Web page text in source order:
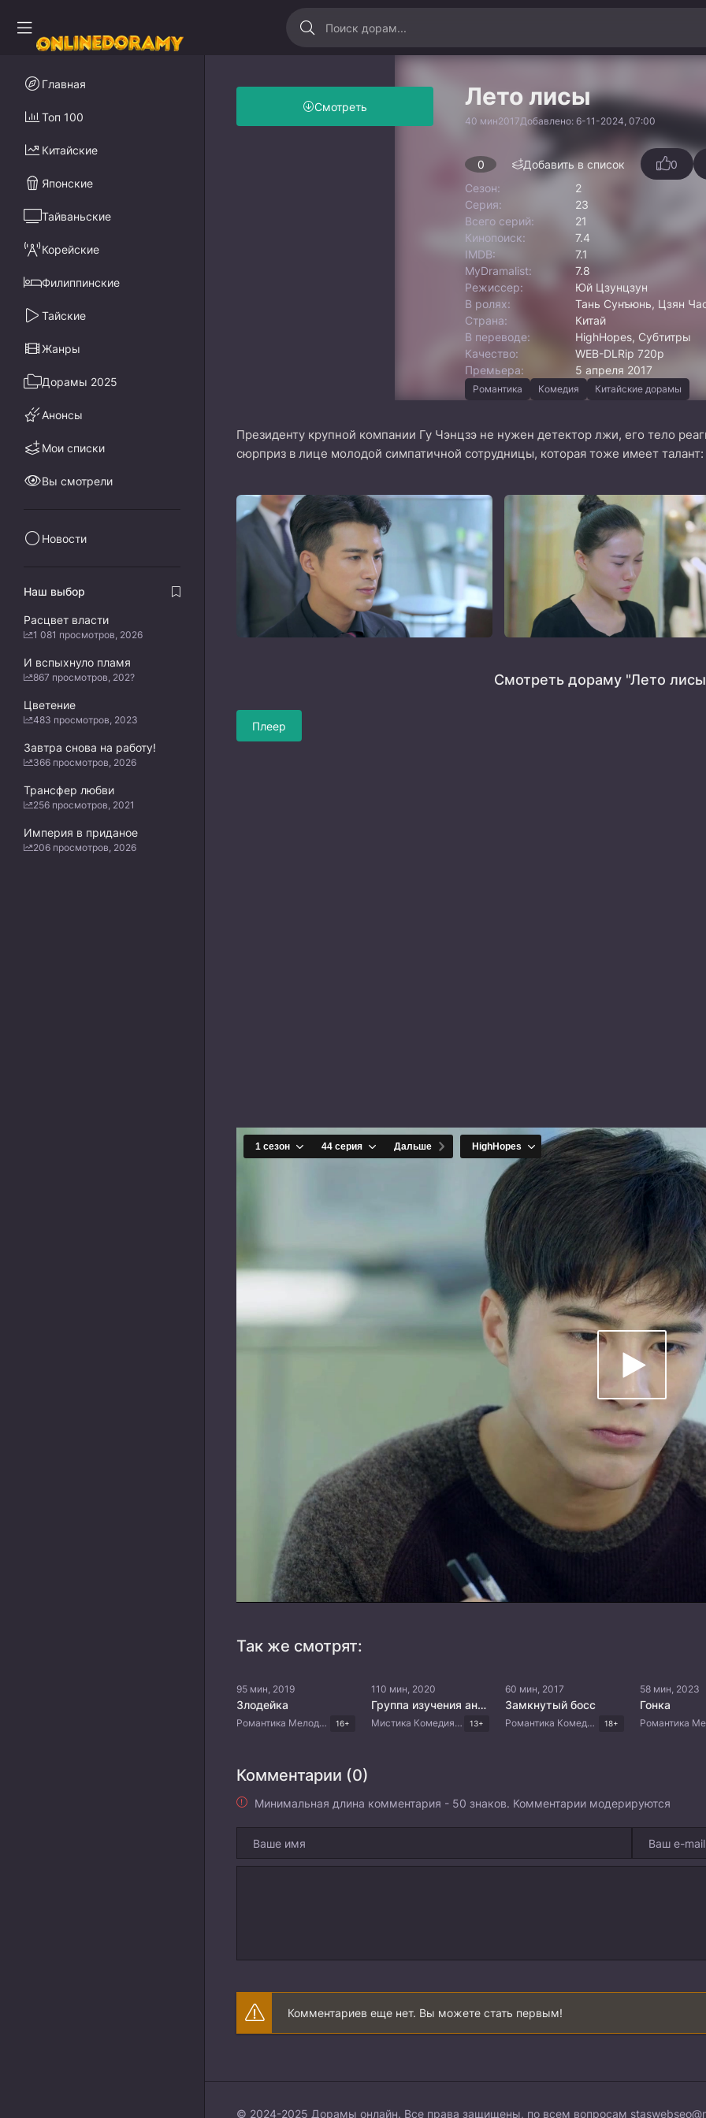
Лето лисы
40 мин2017Добавлено: 6-11-2024, 07:00
Смотреть
0 Добавить в список 0
Сезон:
2
Серия:
23
Всего серий:
21
Кинопоиск:
7.4
IMDB:
7.1
MyDramalist:
7.8
Режиссер:
Юй Цзунцзун
В ролях:
Тань Сунъюнь, Цзян
Страна:
Китай
В переводе:
HighHopes, Субтитры
Качество:
WEB-DLRip 720p
Премьера:
5 апреля 2017
Романтика Комедия Китайские дорамы
Президенту крупной компании Гу Чэнцзэ не нужен детектор лжи, его тело
сюрприз в лице молодой симпатичной сотрудницы, которая тоже имеет
Смотреть дораму "Лето
Плеер
Так же смотрят:
95 мин, 2019
Злодейка
Романтика Мелодрама Драма Тайские дорамы 16+
110 мин, 2020
Группа изучения английского
Мистика Комедия Драма Корейские дорамы 13+
60 мин, 2017
Замкнутый босс
Романтика Комедия Драма Корейские дорамы 18+
58 мин, 2023
Гонка
Комментарии (0)
Минимальная длина комментария - 50 знаков. Комментарии модерируются
Комментариев еще нет. Вы можете стать первым!
Главная
Топ 100
Китайские
Японские
Тайваньские
Корейские
Филиппинские
Тайские
Жанры
Дорамы 2025
Анонсы
Мои списки
Вы смотрели
Новости
Наш выбор
Расцвет власти
1 081 просмотров, 2026
И вспыхнуло пламя
867 просмотров, 202?
Цветение
483 просмотров, 2023
Завтра снова на работу!
366 просмотров, 2026
Трансфер любви
256 просмотров, 2021
Империя в приданое
206 просмотров, 2026
© 2024-2025 Дорамы онлайн. Все права защищены, по всем вопросам